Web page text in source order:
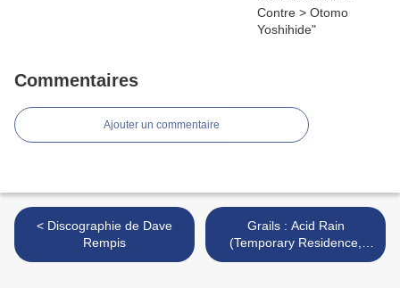
Commentaires
Ajouter un commentaire
< Discographie de Dave
Rempis
Grails : Acid Rain
(Temporary Residence,
2009) >